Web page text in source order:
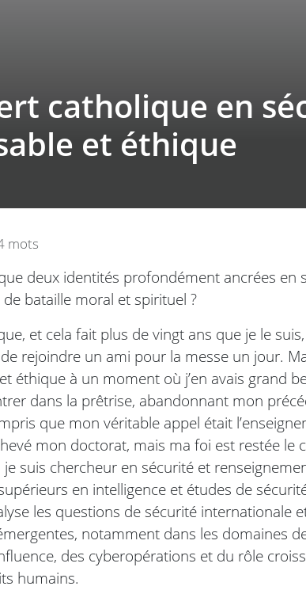
catholique en
et éthique
mots
deux identités profondément ancrées en
bataille moral et spirituel ?
et cela fait plus de vingt ans que je le
rejoindre un ami pour la messe un jour.
éthique à un moment où j’en avais grand
dans la prêtrise, abandonnant mon
que mon véritable appel était
mon doctorat, mais ma foi est restée le
je suis chercheur en sécurité et
en intelligence et études de
les questions de sécurité internationale
notamment dans les domaines
des cyberopérations et du rôle
humains.